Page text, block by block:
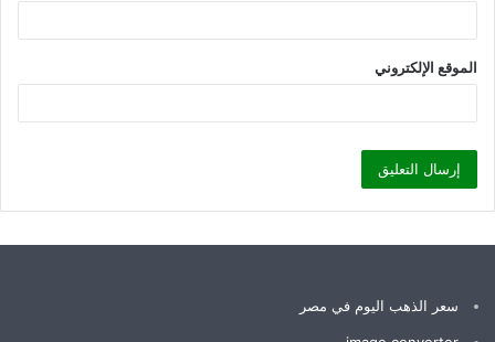
الموقع الإلكتروني
سعر الذهب اليوم في مصر